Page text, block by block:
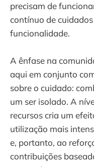
precisam de
contínuo de
funcionalidade.
A ênfase na
aqui em conjunto
sobre o cuidado:
um ser isolado. A
recursos cria um
utilização mais
e, portanto, ao
contribuições